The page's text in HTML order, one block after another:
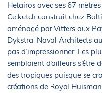
Hetairos avec ses 67
Ce ketch construit chez
aménagé par Vitters aux
Dykstra Naval Architects
pas d’impressionner. Les
semblaient d’ailleurs s’être
des tropiques puisque se
créations de Royal